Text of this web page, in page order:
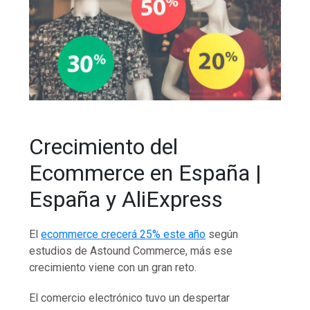
Crecimiento del
Ecommerce en España |
España y AliExpress
Elecommerce crecerá 25% este año según
estudios de Astound Commerce, más ese
crecimiento viene con un gran reto.
El comercio electrónico tuvo un despertar